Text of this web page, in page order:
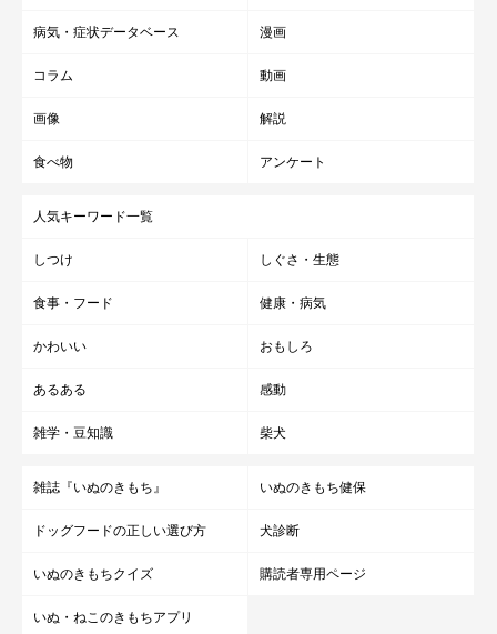
病気・症状データベース 漫画
コラム 動画
画像 解説
食べ物 アンケート
人気キーワード一覧
しつけ しぐさ・生態
食事・フード 健康・病気
かわいい おもしろ
あるある 感動
雑学・豆知識 柴犬
雑誌『いぬのきもち』 いぬのきもち健保
ドッグフードの正しい選び方 犬診断
いぬのきもちクイズ 購読者専用ページ
いぬ・ねこのきもちアプリ